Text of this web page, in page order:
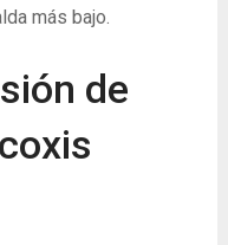
más bajo.
de